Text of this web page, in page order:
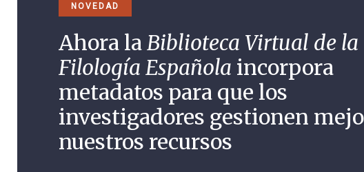
NOVEDAD
Ahora laBiblioteca Virtual de la
Filología Española incorpora
metadatos para que los
investigadores gestionen
nuestros recursos